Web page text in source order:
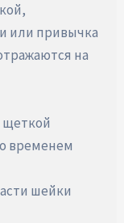
или привычка
на
щеткой
временем
шейки